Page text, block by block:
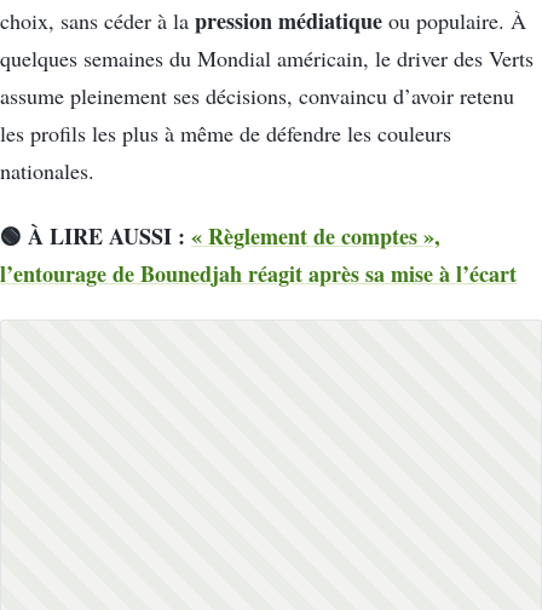
choix, sans céder à la pression médiatique ou populaire. À
quelques semaines du Mondial américain, le driver des Verts
assume pleinement ses décisions, convaincu d’avoir retenu
les profils les plus à même de défendre les couleurs
nationales.
🟢 À LIRE AUSSI : « Règlement de comptes »,
l’entourage de Bounedjah réagit après sa mise à l’écart